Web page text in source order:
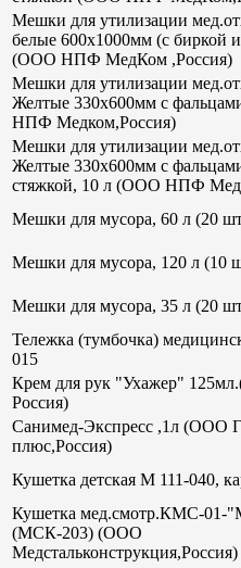
Мешки для утилизации
белые 600х1000мм (с биркой
(ООО НПФ МедКом ,Россия)
Мешки для утилизации
Желтые 330х600мм с
НПФ Медком,Россия)
Мешки для утилизации
Желтые 330х600мм с
стяжкой, 10 л (ООО НПФ
Мешки для мусора, 60 л (20
Мешки для мусора, 120 л (10
Мешки для мусора, 35 л (20
Тележка (тумбочка)
015
Крем для рук "Ухажер"
Россия)
Санимед-Экспресс ,1л (ООО
плюс,Россия)
Кушетка детская М 111-040,
Кушетка мед.смотр.КМС-
(МСК-203) (ООО
Медстальконструкция,Россия)